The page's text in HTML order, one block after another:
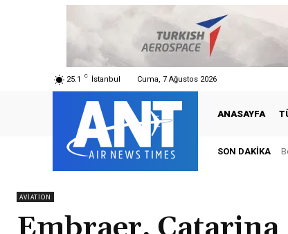
25.1 C İstanbul Cuma, 7 Ağustos 2026
ANASAYFA
SON DAKIKA
AVIATION